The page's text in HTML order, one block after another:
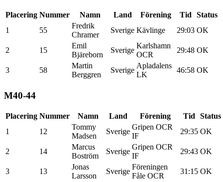
Placering Nummer Namn Land Förening Tid
Status
1
55
Fredrik
Chramer
Sverige Kävlinge 29:03 OK
2 15
Emil
Bjäreborn
Sverige
Karlshamn
OCR
29:48 OK
3 58
Martin
Berggren
Sverige
Apladalens
LK
46:58 OK
M40-44
Placering Nummer Namn Land Förening Tid Status
1
12
Tommy
Madsen
Sverige
Gripen OCR
IF
29:35 OK
2 14
Marcus
Boström
Sverige
Gripen OCR
IF
29:43 OK
3 13
Jonas
Larsson
Sverige
Föreningen
Fåle OCR
31:15 OK